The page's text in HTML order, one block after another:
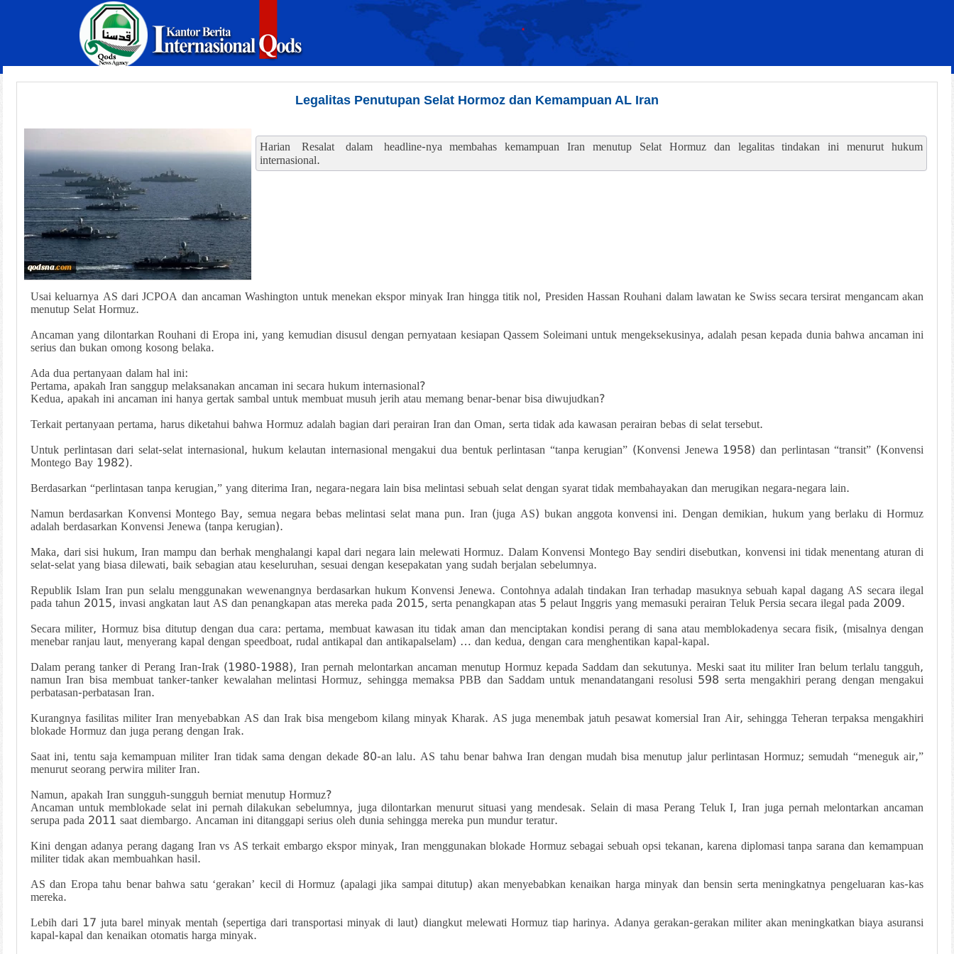
Legalitas Penutupan Selat Hormoz dan Kemampuan AL Iran
Harian Resalat dalam headline-nya membahas kemampuan Iran menutup Selat Hormuz dan legalitas tindakan ini menurut hukum
internasional.
Usai keluarnya AS dari JCPOA dan ancaman Washington untuk menekan ekspor minyak Iran hingga titik nol, Presiden Hassan Rouhani dalam lawatan ke Swiss secara tersirat mengancam akan
menutup Selat Hormuz.
Ancaman yang dilontarkan Rouhani di Eropa ini, yang kemudian disusul dengan pernyataan kesiapan Qassem Soleimani untuk mengeksekusinya, adalah pesan kepada dunia bahwa ancaman ini
serius dan bukan omong kosong belaka.
Ada dua pertanyaan dalam hal ini:
Pertama, apakah Iran sanggup melaksanakan ancaman ini secara hukum internasional?
Kedua, apakah ini ancaman ini hanya gertak sambal untuk membuat musuh jerih atau memang benar-benar bisa diwujudkan?
Terkait pertanyaan pertama, harus diketahui bahwa Hormuz adalah bagian dari perairan Iran dan Oman, serta tidak ada kawasan perairan bebas di selat tersebut.
Untuk perlintasan dari selat-selat internasional, hukum kelautan internasional mengakui dua bentuk perlintasan “tanpa kerugian” (Konvensi Jenewa 1958) dan perlintasan “transit” (Konvensi
Montego Bay 1982).
Berdasarkan “perlintasan tanpa kerugian,” yang diterima Iran, negara-negara lain bisa melintasi sebuah selat dengan syarat tidak membahayakan dan merugikan negara-negara lain.
Namun berdasarkan Konvensi Montego Bay, semua negara bebas melintasi selat mana pun. Iran (juga AS) bukan anggota konvensi ini. Dengan demikian, hukum yang berlaku di Hormuz
adalah berdasarkan Konvensi Jenewa (tanpa kerugian).
Maka, dari sisi hukum, Iran mampu dan berhak menghalangi kapal dari negara lain melewati Hormuz. Dalam Konvensi Montego Bay sendiri disebutkan, konvensi ini tidak menentang aturan di
selat-selat yang biasa dilewati, baik sebagian atau keseluruhan, sesuai dengan kesepakatan yang sudah berjalan sebelumnya.
Republik Islam Iran pun selalu menggunakan wewenangnya berdasarkan hukum Konvensi Jenewa. Contohnya adalah tindakan Iran terhadap masuknya sebuah kapal dagang AS secara ilegal
pada tahun 2015, invasi angkatan laut AS dan penangkapan atas mereka pada 2015, serta penangkapan atas 5 pelaut Inggris yang memasuki perairan Teluk Persia secara ilegal pada 2009.
Secara militer, Hormuz bisa ditutup dengan dua cara: pertama, membuat kawasan itu tidak aman dan menciptakan kondisi perang di sana atau memblokadenya secara fisik, (misalnya dengan
menebar ranjau laut, menyerang kapal dengan speedboat, rudal antikapal dan antikapalselam) … dan kedua, dengan cara menghentikan kapal-kapal.
Dalam perang tanker di Perang Iran-Irak (1980-1988), Iran pernah melontarkan ancaman menutup Hormuz kepada Saddam dan sekutunya. Meski saat itu militer Iran belum terlalu tangguh,
namun Iran bisa membuat tanker-tanker kewalahan melintasi Hormuz, sehingga memaksa PBB dan Saddam untuk menandatangani resolusi 598 serta mengakhiri perang dengan mengakui
perbatasan-perbatasan Iran.
Kurangnya fasilitas militer Iran menyebabkan AS dan Irak bisa mengebom kilang minyak Kharak. AS juga menembak jatuh pesawat komersial Iran Air, sehingga Teheran terpaksa mengakhiri
blokade Hormuz dan juga perang dengan Irak.
Saat ini, tentu saja kemampuan militer Iran tidak sama dengan dekade 80-an lalu. AS tahu benar bahwa Iran dengan mudah bisa menutup jalur perlintasan Hormuz; semudah “meneguk air,”
menurut seorang perwira militer Iran.
Namun, apakah Iran sungguh-sungguh berniat menutup Hormuz?
Ancaman untuk memblokade selat ini pernah dilakukan sebelumnya, juga dilontarkan menurut situasi yang mendesak. Selain di masa Perang Teluk I, Iran juga pernah melontarkan ancaman
serupa pada 2011 saat diembargo. Ancaman ini ditanggapi serius oleh dunia sehingga mereka pun mundur teratur.
Kini dengan adanya perang dagang Iran vs AS terkait embargo ekspor minyak, Iran menggunakan blokade Hormuz sebagai sebuah opsi tekanan, karena diplomasi tanpa sarana dan kemampuan
militer tidak akan membuahkan hasil.
AS dan Eropa tahu benar bahwa satu ‘gerakan’ kecil di Hormuz (apalagi jika sampai ditutup) akan menyebabkan kenaikan harga minyak dan bensin serta meningkatnya pengeluaran kas-kas
mereka.
Lebih dari 17 juta barel minyak mentah (sepertiga dari transportasi minyak di laut) diangkut melewati Hormuz tiap harinya. Adanya gerakan-gerakan militer akan meningkatkan biaya asuransi
kapal-kapal dan kenaikan otomatis harga minyak.